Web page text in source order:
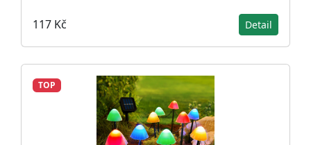
117 Kč Detail
TOP